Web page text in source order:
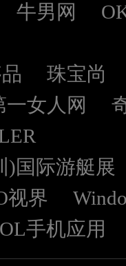
牛男网
珠宝尚
一女人网
)国际游艇展
视界
手机应用